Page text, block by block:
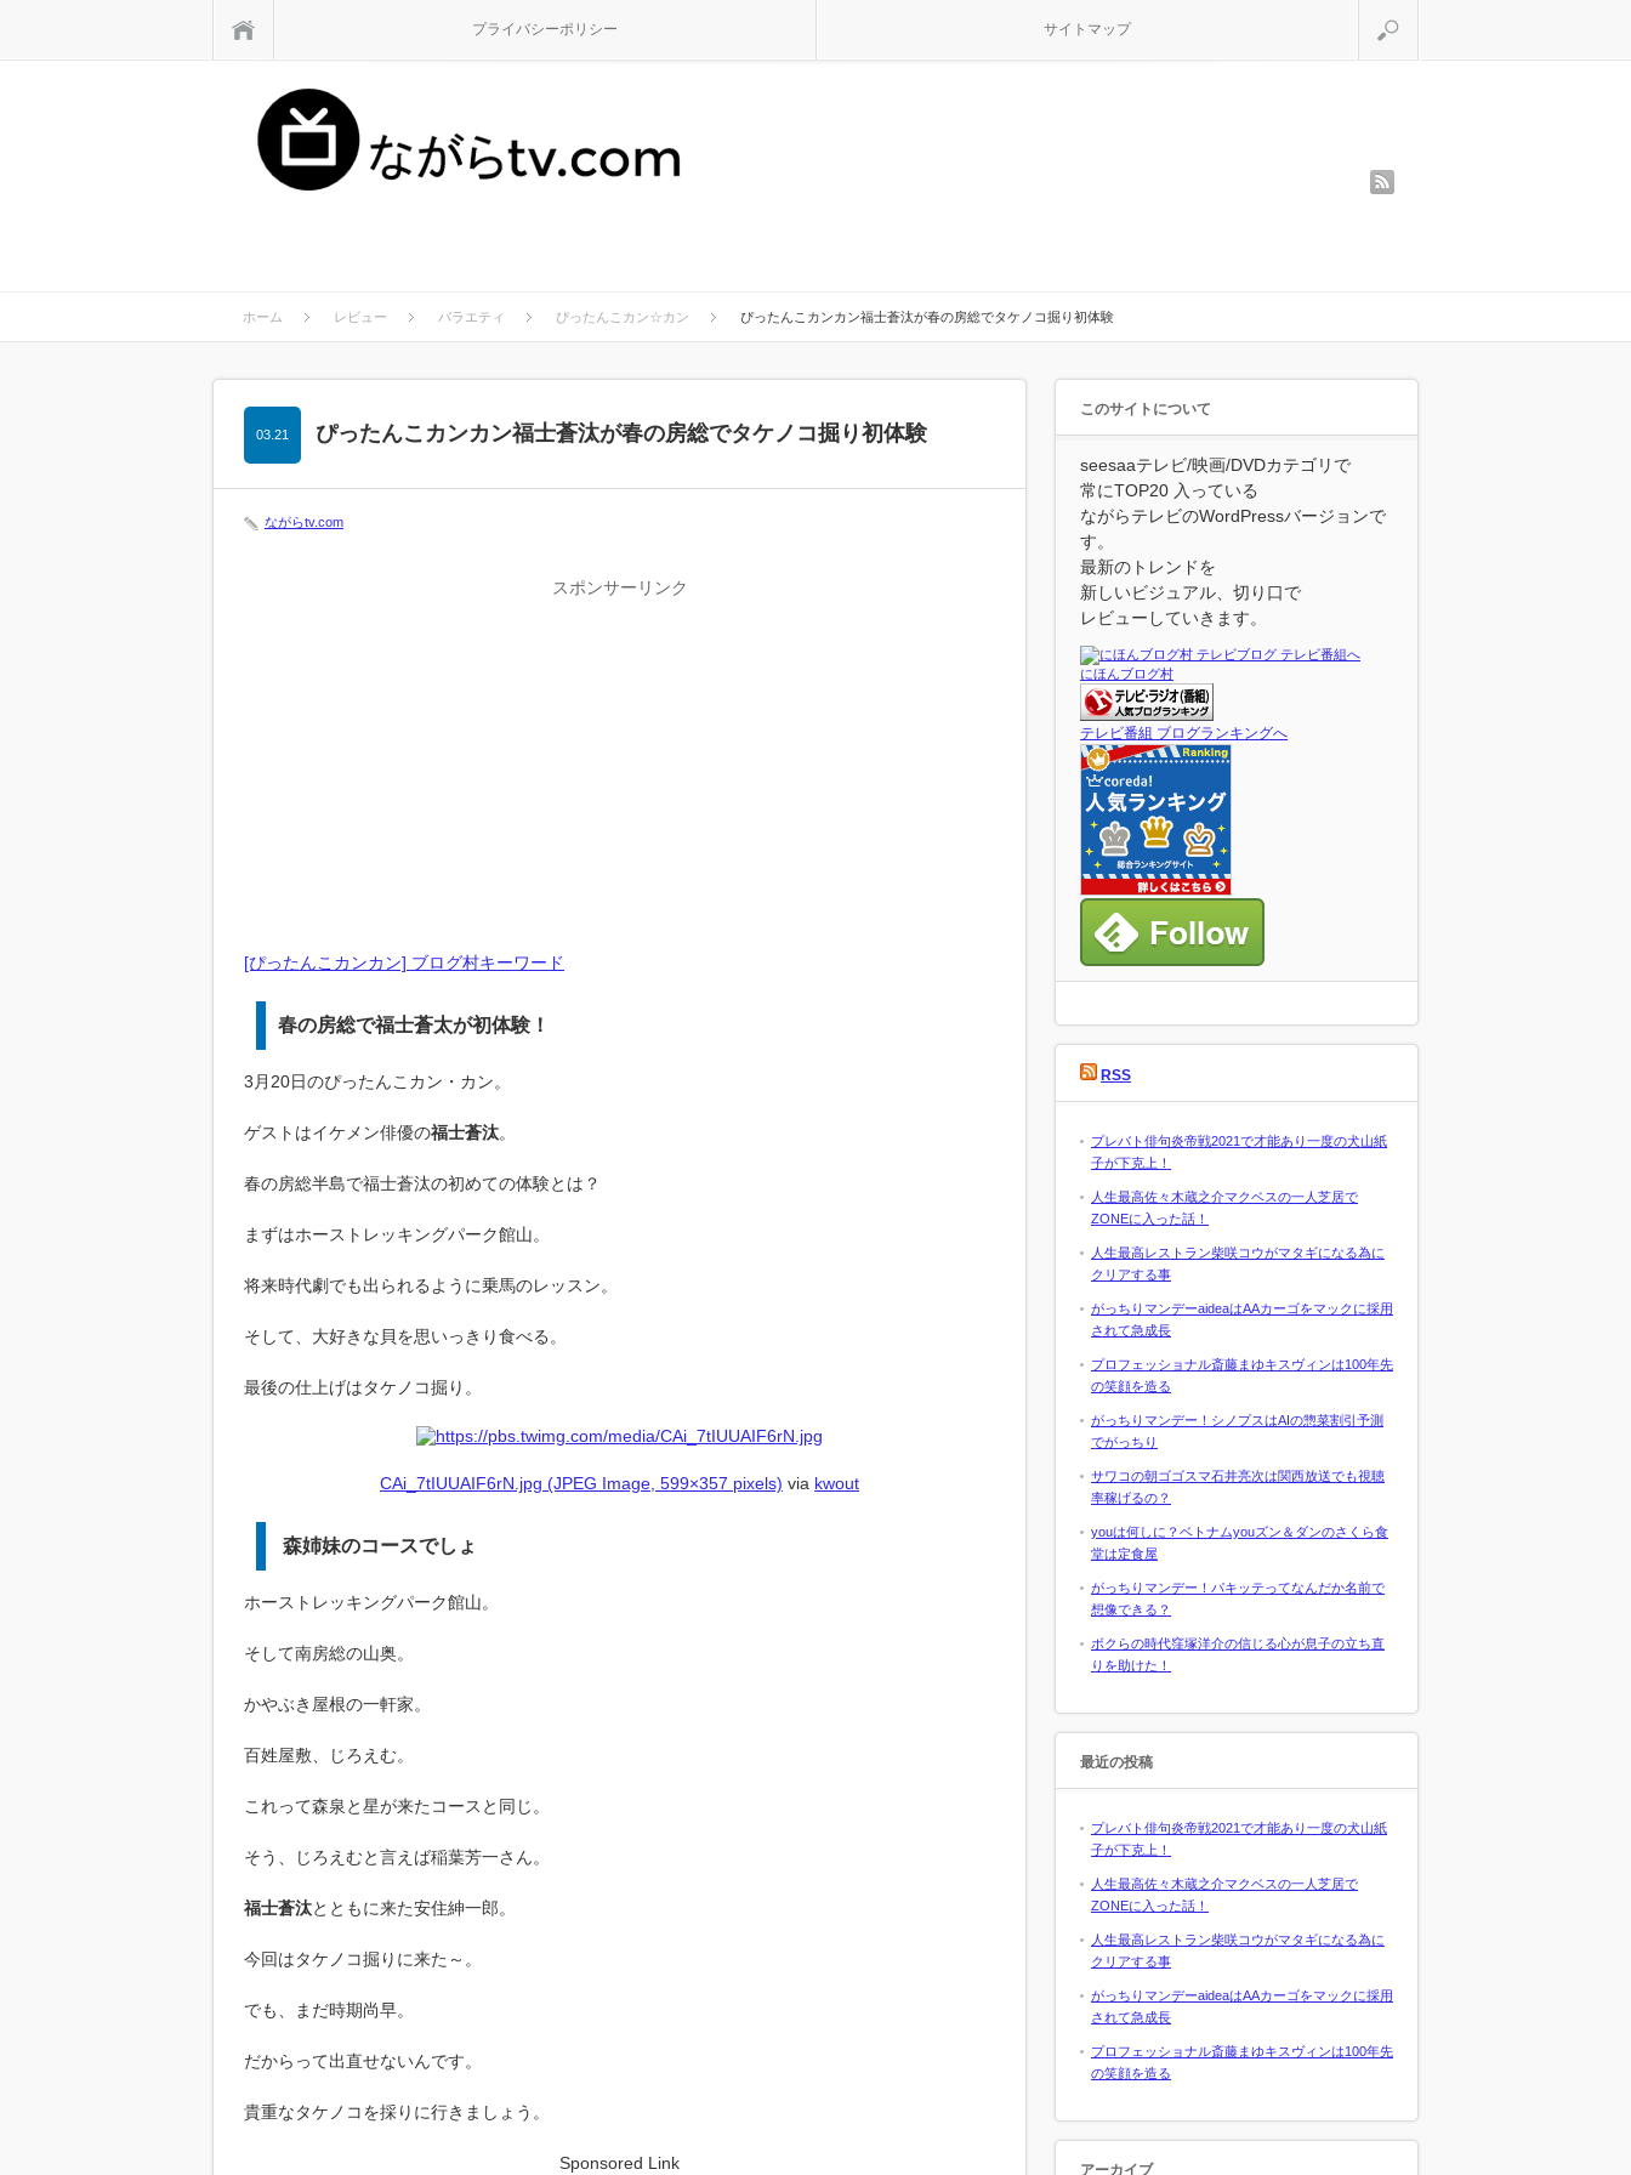
プライバシーポリシー サイトマップ
ホーム レビュー バラエティ ぴったんこカン☆カン ぴったんこカンカン福士蒼汰が春の房総でタケノコ掘り初体験
ぴったんこカンカン福士蒼汰が春の房総でタケノコ掘り初体験
03.21
ながらtv.com
スポンサーリンク
[ぴったんこカンカン] ブログ村キーワード
春の房総で福士蒼太が初体験！
3月20日のぴったんこカン・カン。
ゲストはイケメン俳優の福士蒼汰。
春の房総半島で福士蒼汰の初めての体験とは？
まずはホーストレッキングパーク館山。
将来時代劇でも出られるように乗馬のレッスン。
そして、大好きな貝を思いっきり食べる。
最後の仕上げはタケノコ掘り。
CAi_7tIUUAIF6rN.jpg (JPEG Image, 599×357 pixels) via kwout
森姉妹のコースでしょ
ホーストレッキングパーク館山。
そして南房総の山奥。
かやぶき屋根の一軒家。
百姓屋敷、じろえむ。
これって森泉と星が来たコースと同じ。
そう、じろえむと言えば稲葉芳一さん。
福士蒼汰とともに来た安住紳一郎。
今回はタケノコ掘りに来た～。
でも、まだ時期尚早。
だからって出直せないんです。
貴重なタケノコを採りに行きましょう。
Sponsored Link
このサイトについて
seesaaテレビ/映画/DVDカテゴリで
常にTOP20 入っている
ながらテレビのWordPressバージョンで
す。
最新のトレンドを
新しいビジュアル、切り口で
レビューしていきます。
にほんブログ村
テレビ番組 ブログランキングへ
RSS
プレバト俳句炎帝戦2021で才能あり一度の犬山紙
子が下克上！
人生最高佐々木蔵之介マクベスの一人芝居で
ZONEに入った話！
人生最高レストラン柴咲コウがマタギになる為に
クリアする事
がっちりマンデーaideaはAAカーゴをマックに採用
されて急成長
プロフェッショナル斎藤まゆキスヴィンは100年先
の笑顔を造る
がっちりマンデー！シノプスはAIの惣菜割引予測
でがっちり
サワコの朝ゴゴスマ石井亮次は関西放送でも視聴
率稼げるの？
youは何しに？ベトナムyouズン＆ダンのさくら食
堂は定食屋
がっちりマンデー！パキッテってなんだか名前で
想像できる？
ボクらの時代窪塚洋介の信じる心が息子の立ち直
りを助けた！
最近の投稿
プレバト俳句炎帝戦2021で才能あり一度の犬山紙
子が下克上！
人生最高佐々木蔵之介マクベスの一人芝居で
ZONEに入った話！
人生最高レストラン柴咲コウがマタギになる為に
クリアする事
がっちりマンデーaideaはAAカーゴをマックに採用
されて急成長
プロフェッショナル斎藤まゆキスヴィンは100年先
の笑顔を造る
アーカイブ